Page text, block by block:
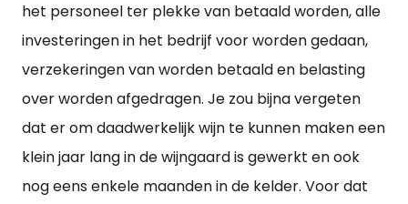
het personeel ter plekke van betaald worden, alle
investeringen in het bedrijf voor worden gedaan,
verzekeringen van worden betaald en belasting
over worden afgedragen. Je zou bijna vergeten
dat er om daadwerkelijk wijn te kunnen maken een
klein jaar lang in de wijngaard is gewerkt en ook
nog eens enkele maanden in de kelder. Voor dat